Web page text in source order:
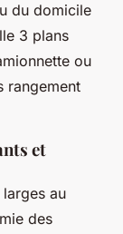
du domicile
3 plans
ou
rangement
et
au
des